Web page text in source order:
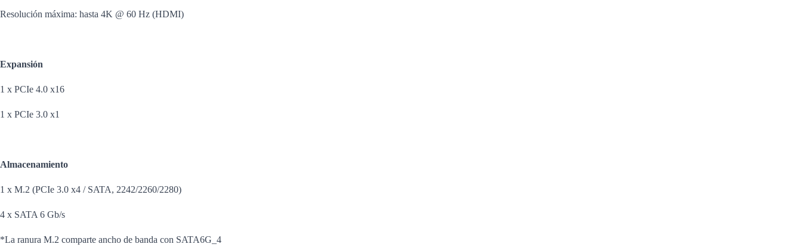
Resolución máxima: hasta 4K @ 60 Hz (HDMI)
Expansión
1 x PCIe 4.0 x16
1 x PCIe 3.0 x1
Almacenamiento
1 x M.2 (PCIe 3.0 x4 / SATA, 2242/2260/2280)
4 x SATA 6 Gb/s
*La ranura M.2 comparte ancho de banda con SATA6G_4